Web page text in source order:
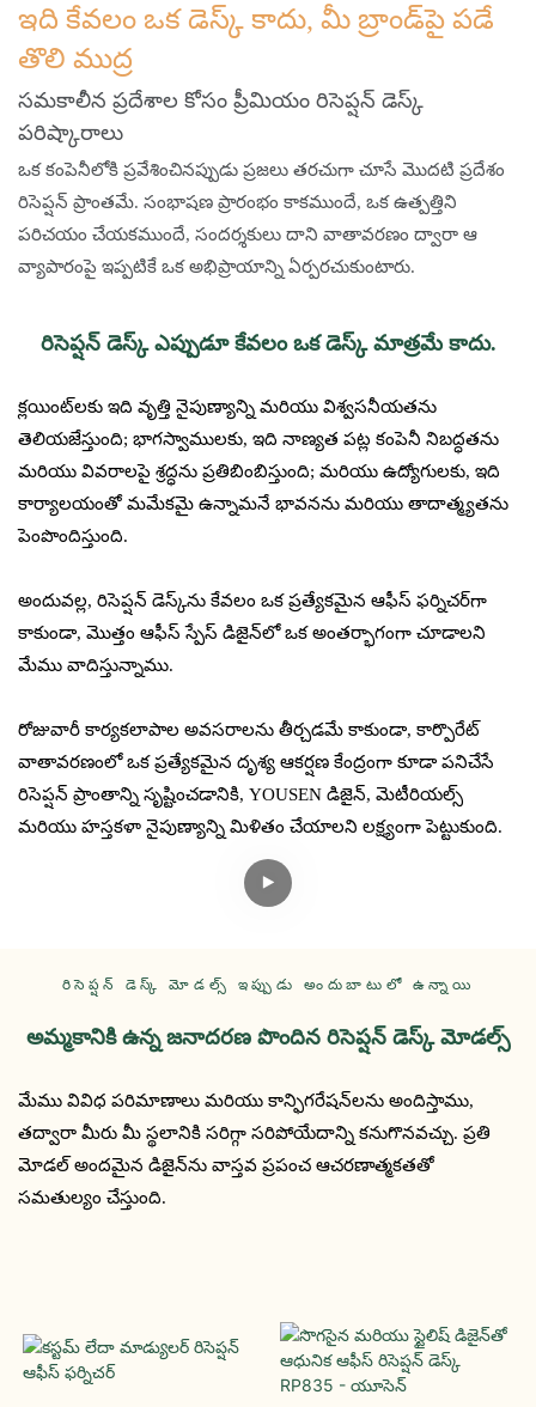
ఇది కేవలం ఒక డెస్క్ కాదు, మీ బ్రాండ్‌పై పడే
తొలి ముద్ర
సమకాలీన ప్రదేశాల కోసం ప్రీమియం రిసెప్షన్ డెస్క్
పరిష్కారాలు
ఒక కంపెనీలోకి ప్రవేశించినప్పుడు ప్రజలు తరచుగా చూసే మొదటి ప్రదేశం
రిసెప్షన్ ప్రాంతమే. సంభాషణ ప్రారంభం కాకముందే, ఒక ఉత్పత్తిని
పరిచయం చేయకముందే, సందర్శకులు దాని వాతావరణం ద్వారా ఆ
వ్యాపారంపై ఇప్పటికే ఒక అభిప్రాయాన్ని ఏర్పరచుకుంటారు.
రిసెప్షన్ డెస్క్ ఎప్పుడూ కేవలం ఒక డెస్క్ మాత్రమే కాదు.
క్లయింట్‌లకు ఇది వృత్తి నైపుణ్యాన్ని మరియు విశ్వసనీయతను
తెలియజేస్తుంది; భాగస్వాములకు, ఇది నాణ్యత పట్ల కంపెనీ నిబద్ధతను
మరియు వివరాలపై శ్రద్ధను ప్రతిబింబిస్తుంది; మరియు ఉద్యోగులకు, ఇది
కార్యాలయంతో మమేకమై ఉన్నామనే భావనను మరియు తాదాత్మ్యతను
పెంపొందిస్తుంది.
అందువల్ల, రిసెప్షన్ డెస్క్‌ను కేవలం ఒక ప్రత్యేకమైన ఆఫీస్ ఫర్నిచర్‌గా
కాకుండా, మొత్తం ఆఫీస్ స్పేస్ డిజైన్‌లో ఒక అంతర్భాగంగా చూడాలని
మేము వాదిస్తున్నాము.
రోజువారీ కార్యకలాపాల అవసరాలను తీర్చడమే కాకుండా, కార్పొరేట్
వాతావరణంలో ఒక ప్రత్యేకమైన దృశ్య ఆకర్షణ కేంద్రంగా కూడా పనిచేసే
రిసెప్షన్ ప్రాంతాన్ని సృష్టించడానికి, YOUSEN డిజైన్, మెటీరియల్స్
మరియు హస్తకళా నైపుణ్యాన్ని మిళితం చేయాలని లక్ష్యంగా పెట్టుకుంది.
రిసెప్షన్ డెస్క్ మోడల్స్ ఇప్పుడు అందుబాటులో ఉన్నాయి
అమ్మకానికి ఉన్న జనాదరణ పొందిన రిసెప్షన్ డెస్క్ మోడల్స్
మేము వివిధ పరిమాణాలు మరియు కాన్ఫిగరేషన్‌లను అందిస్తాము,
తద్వారా మీరు మీ స్థలానికి సరిగ్గా సరిపోయేదాన్ని కనుగొనవచ్చు. ప్రతి
మోడల్ అందమైన డిజైన్‌ను వాస్తవ ప్రపంచ ఆచరణాత్మకతతో
సమతుల్యం చేస్తుంది.